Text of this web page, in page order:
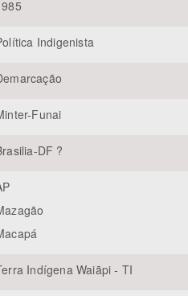
Indigenista
Funai
DF ?
Indígena Waiãpi - TI